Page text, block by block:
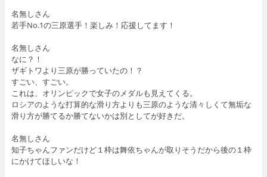
名無しさん
若手No.1の三原選手！楽しみ！応援してます！
名無しさん
なに？！
ザギトワより三原が勝っていたの！？
すごい、すごい。
これは、オリンピックで女子のメダルも見えてくる。
ロシアのような打算的な滑り方よりも三原のような清々しくて無垢な
滑り方が勝てるか勝てないかは別としてが好きだ。
名無しさん
知子ちゃんファンだけど１枠は舞依ちゃんが取りそうだから後の１枠
にかけてほしいな！